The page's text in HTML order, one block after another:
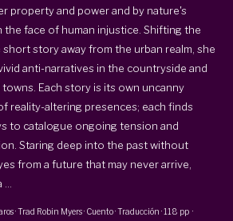
property and power and by nature's
the face of human injustice. Shifting the
story away from the urban realm, she
anti-narratives in the countryside and
towns. Each story is its own uncanny
reality-altering presences; each finds
to catalogue ongoing tension and
Staring deep into the past without
from a future that may never arrive,
· Trad Robin Myers· Cuento · Traducción ·118 pp ·